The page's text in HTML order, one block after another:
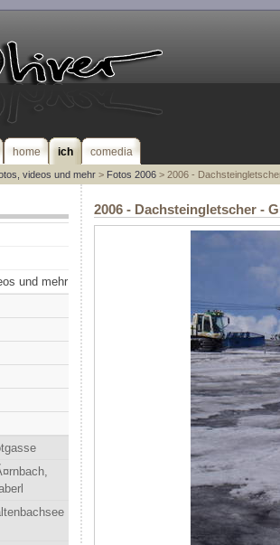
home ich comedia
videos und mehr> Fotos 2006> 2006 -
und mehr
2006 - Dachsteingletscher -